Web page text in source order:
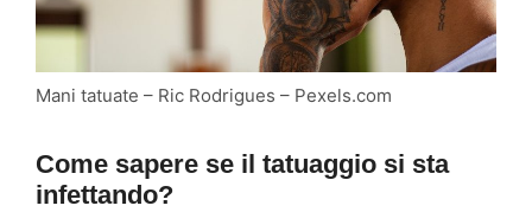
Mani tatuate – Ric Rodrigues – Pexels.com
Come sapere se il tatuaggio si sta
infettando?